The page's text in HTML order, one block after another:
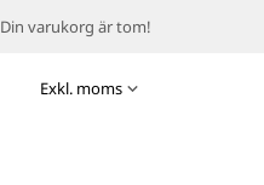
Din varukorg är tom!